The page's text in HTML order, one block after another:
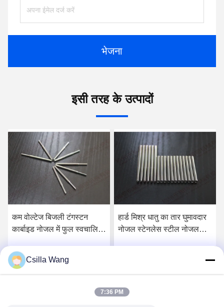
भेजना
इसी तरह के उत्पादों
कम वोल्टेज बिजली टंगस्टन
कार्बाइड नोजल में फुल स्वचालित
सर्वोत्तम मूल्य प्राप्त करें
हार्ड मिश्र धातु का तार घुमावदार
नोजल स्टेनलेस स्टील नोजल
Csilla Wang
7:36 PM